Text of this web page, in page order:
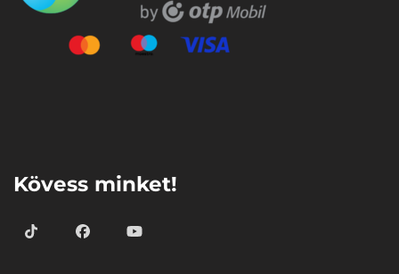
Kövess minket!